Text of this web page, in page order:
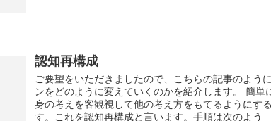
認知再構成
ご要望をいただきましたので、こちらの記事のよう
ンをどのように変えていくのかを紹介します。 簡単
身の考えを客観視して他の考え方をもてるようにす
す。これを認知再構成と言います。手順は次のよう...